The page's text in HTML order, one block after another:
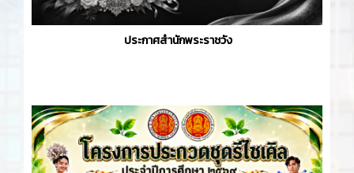
ประกาศสำนักพระราชวัง